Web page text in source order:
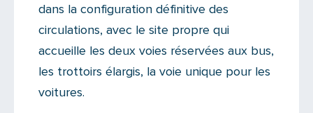
dans la configuration définitive des
circulations, avec le site propre qui
accueille les deux voies réservées aux bus,
les trottoirs élargis, la voie unique pour les
voitures.